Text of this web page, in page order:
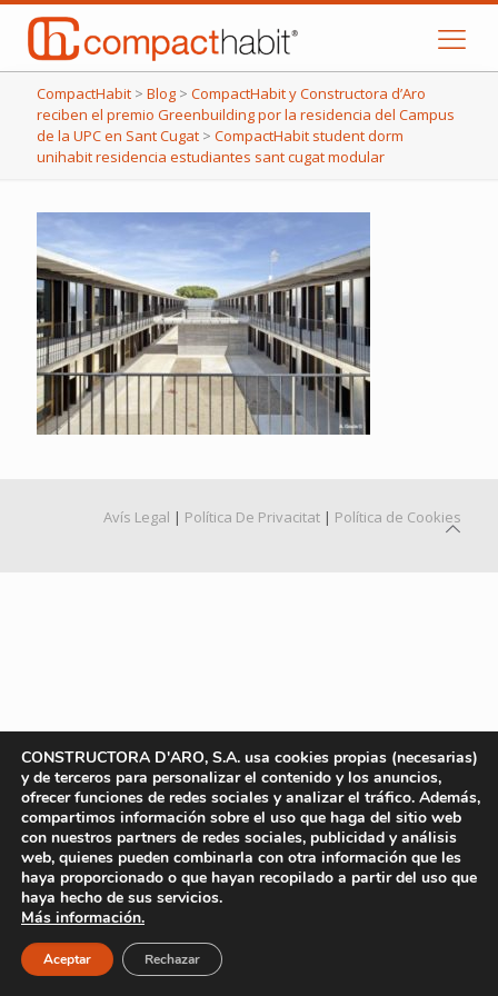
CompactHabit > Blog > CompactHabit y Constructora d’Aro
reciben el premio Greenbuilding por la residencia del Campus
de la UPC en Sant Cugat > CompactHabit student dorm
unihabit residencia estudiantes sant cugat modular
Avís Legal | Política De Privacitat | Política de Cookies
CONSTRUCTORA D'ARO, S.A. usa cookies propias (necesarias)
y de terceros para personalizar el contenido y los anuncios,
ofrecer funciones de redes sociales y analizar el tráfico. Además,
compartimos información sobre el uso que haga del sitio web
con nuestros partners de redes sociales, publicidad y análisis
web, quienes pueden combinarla con otra información que les
haya proporcionado o que hayan recopilado a partir del uso que
haya hecho de sus servicios.
Más información.
Aceptar Rechazar